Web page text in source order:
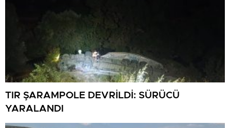
TIR ŞARAMPOLE DEVRİLDİ: SÜRÜCÜ
YARALANDI